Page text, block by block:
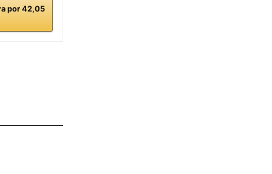
por 42,05